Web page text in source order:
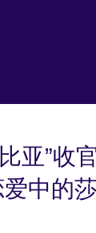
亚”收
中的